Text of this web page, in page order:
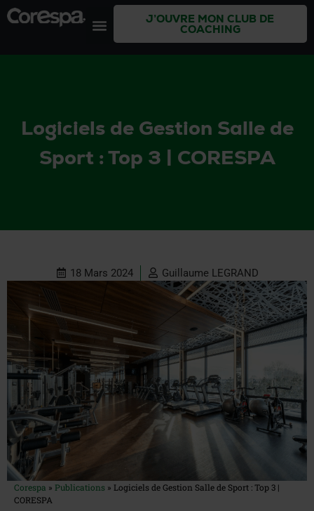
J’OUVRE MON CLUB DE
COACHING
Logiciels de Gestion Salle de
Sport : Top 3 | CORESPA
18 Mars 2024 Guillaume LEGRAND
Corespa » Publications » Logiciels de Gestion Salle de Sport : Top 3 |
CORESPA